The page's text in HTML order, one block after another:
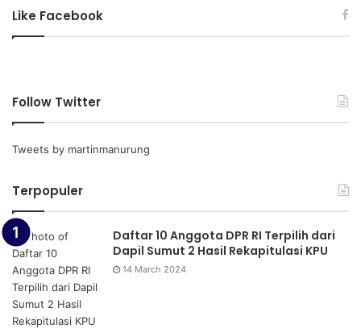
Like Facebook
Follow Twitter
Tweets by martinmanurung
Terpopuler
Daftar 10 Anggota DPR RI Terpilih dari
Dapil Sumut 2 Hasil Rekapitulasi KPU
14 March 2024